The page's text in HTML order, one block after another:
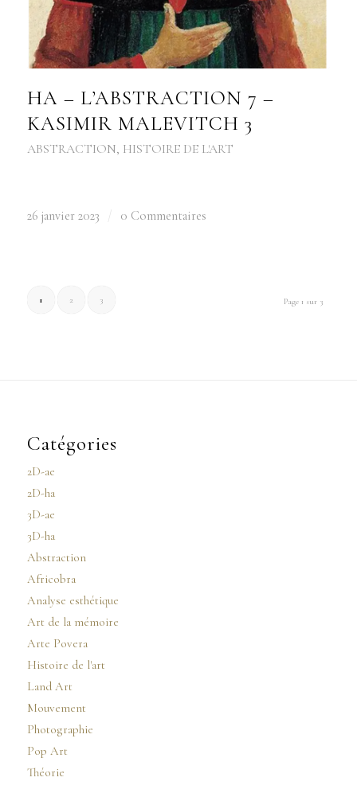
HA – L’ABSTRACTION 7 –
KASIMIR MALEVITCH 3
ABSTRACTION, HISTOIRE DE L'ART
26 janvier 2023 0 Commentaires
Page 1 sur 3
1 2 3
Catégories
2D-ae
2D-ha
3D-ae
3D-ha
Abstraction
Africobra
Analyse esthétique
Art de la mémoire
Arte Povera
Histoire de l'art
Land Art
Mouvement
Photographie
Pop Art
Théorie